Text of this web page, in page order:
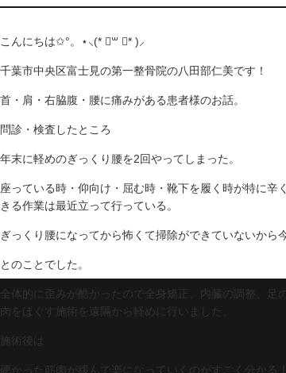
こんにちは✩°。⋆⸜(* ॑꒳ ॑* )⸝
千葉市中央区富士見の第一整骨院の八田部仁美です！
首・肩・右脇腹・腰に痛みがある患者様のお話。
問診・検査したところ
年末に軽めのぎっくり腰を2回やってしまった。
座っている時・仰向け・屈む時・靴下を履く時が特に
きる作業は最近立って行っている。
ぎっくり腰になってから怖くて掃除ができていないから
とのことでした。
全体的に歪みが酷かったので全身矯正、内臓の調整、足
肉をほぐす施術を遠隔から軽めに行いました。
施術後は
硬かった筋肉が緩んで楽になっていくのがすごく分かる！